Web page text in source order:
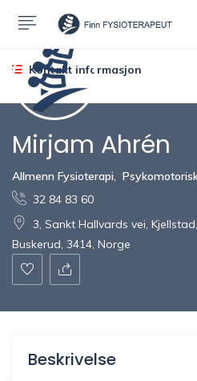
Kontakt informasjon
Mirjam Ahrén
Allmenn Fysioterapi
32 84 83 60
3, Sankt Hallvards vei,
Buskerud, 3414, Norge
Beskrivelse